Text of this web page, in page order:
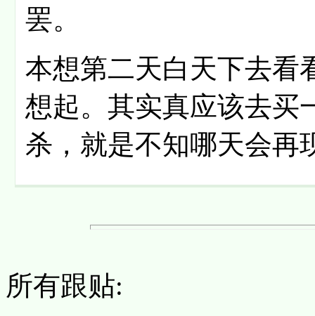
罢。
本想第二天白天下去看
想起。其实真应该去买
杀，就是不知哪天会再
所有跟贴: